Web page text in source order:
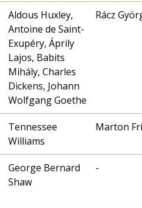
Aldous Huxley,
Antoine de Saint-
Exupéry, Áprily
Lajos, Babits
Mihály, Charles
Dickens, Johann
Wolfgang Goethe
Rácz
Tennessee
Williams
Marton
George Bernard
Shaw
-